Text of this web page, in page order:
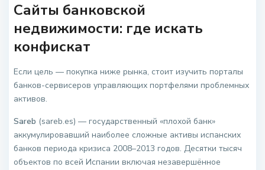
Сайты банковской
недвижимости: где искать
конфискат
Если цель — покупка ниже рынка, стоит изучить порталы
банков-сервисеров управляющих портфелями проблемных
активов.
Sareb (sareb.es) — государственный «плохой банк»
аккумулировавший наиболее сложные активы испанских
банков периода кризиса 2008–2013 годов. Десятки тысяч
объектов по всей Испании включая незавершённое